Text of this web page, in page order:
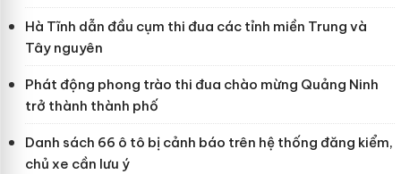
Hà Tĩnh dẫn đầu cụm thi đua các tỉnh miền Trung và
Tây nguyên
Phát động phong trào thi đua chào mừng Quảng Ninh
trở thành thành phố
Danh sách 66 ô tô bị cảnh báo trên hệ thống đăng kiểm,
chủ xe cần lưu ý